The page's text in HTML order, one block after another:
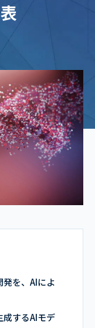
を、AIによ
成するAIモデ